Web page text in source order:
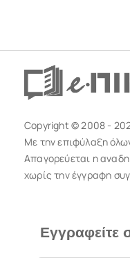
Copyright © 2008 -
Με την επιφύλαξη
Απαγορεύεται η
χωρίς την έγγραφη
Εγγραφείτε